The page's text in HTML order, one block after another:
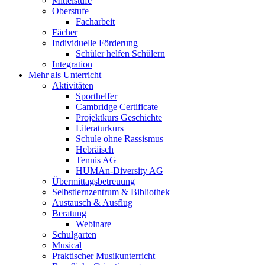
Oberstufe
Facharbeit
Fächer
Individuelle Förderung
Schüler helfen Schülern
Integration
Mehr als Unterricht
Aktivitäten
Sporthelfer
Cambridge Certificate
Projektkurs Geschichte
Literaturkurs
Schule ohne Rassismus
Hebräisch
Tennis AG
HUMAn-Diversity AG
Übermittagsbetreuung
Selbstlernzentrum & Bibliothek
Austausch & Ausflug
Beratung
Webinare
Schulgarten
Musical
Praktischer Musikunterricht